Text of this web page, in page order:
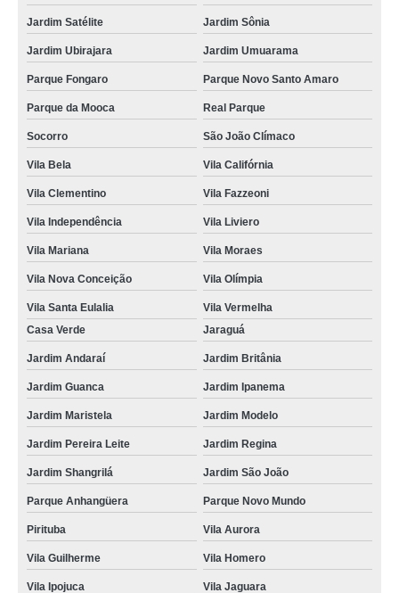
Jardim Satélite Jardim Sônia
Jardim Ubirajara Jardim Umuarama
Parque Fongaro Parque Novo Santo Amaro
Parque da Mooca Real Parque
Socorro São João Clímaco
Vila Bela Vila Califórnia
Vila Clementino Vila Fazzeoni
Vila Independência Vila Liviero
Vila Mariana Vila Moraes
Vila Nova Conceição Vila Olímpia
Vila Santa Eulalia
Vila Vermelha
Casa Verde
Jaraguá
Jardim Andaraí Jardim Britânia
Jardim Guanca Jardim Ipanema
Jardim Maristela Jardim Modelo
Jardim Pereira Leite Jardim Regina
Jardim Shangrilá Jardim São João
Parque Anhangüera Parque Novo Mundo
Pirituba Vila Aurora
Vila Guilherme Vila Homero
Vila Ipojuca Vila Jaguara